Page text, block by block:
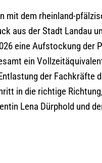
mit dem rheinland-
aus der Stadt Landau
eine Aufstockung
ein
der Fachkräfte
in die richtige
Lena Dürphold und